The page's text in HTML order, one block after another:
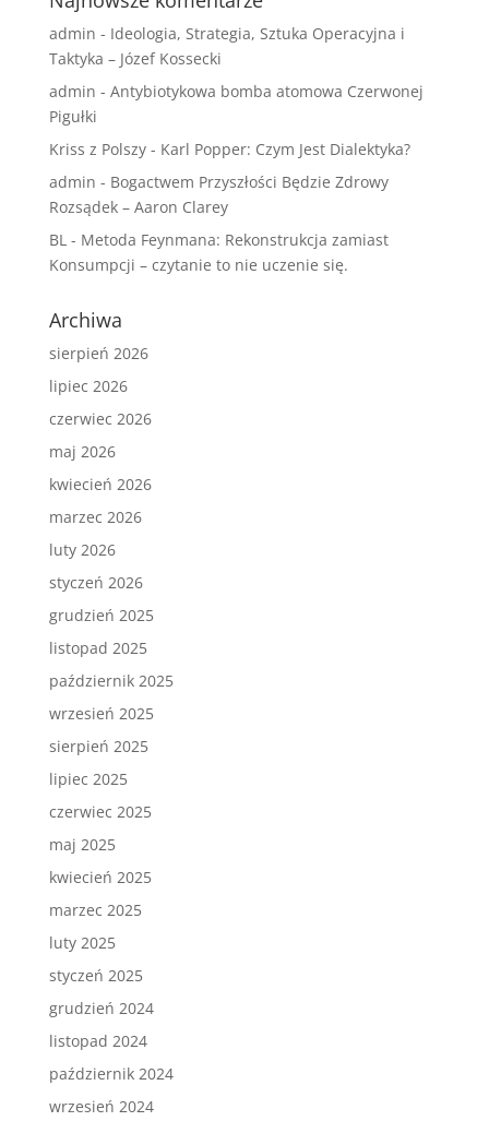
admin - Ideologia, Strategia, Sztuka Operacyjna i
Taktyka – Józef Kossecki
admin - Antybiotykowa bomba atomowa Czerwonej
Pigułki
Kriss z Polszy- Karl Popper: Czym Jest Dialektyka?
admin - Bogactwem Przyszłości Będzie Zdrowy
Rozsądek – Aaron Clarey
BL- Metoda Feynmana: Rekonstrukcja zamiast
Konsumpcji – czytanie to nie uczenie się.
Archiwa
sierpień 2026
lipiec 2026
czerwiec 2026
maj 2026
kwiecień 2026
marzec 2026
luty 2026
styczeń 2026
grudzień 2025
listopad 2025
październik 2025
wrzesień 2025
sierpień 2025
lipiec 2025
czerwiec 2025
maj 2025
kwiecień 2025
marzec 2025
luty 2025
styczeń 2025
grudzień 2024
listopad 2024
październik 2024
wrzesień 2024